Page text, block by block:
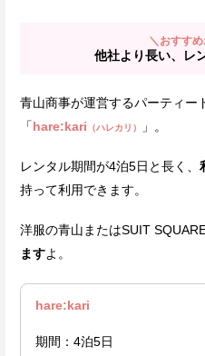
＼おすす
他社より長い、レ
青山商事が運営するパーティー
「hare:kari （ハレカリ） 」。
レンタル期間が4泊5日と長く、
持って利用できます。
洋服の青山またはSUIT
ますよ。
hare:kari
期間：4泊5日